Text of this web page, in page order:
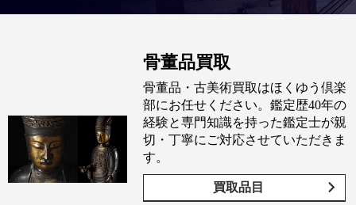
骨董品買取
骨董品・古美術買取はほくゆう倶楽
部にお任せください。鑑定歴40年の
経験と専門知識を持った鑑定士が親
切・丁寧にご対応させていただきま
す。
買取品目